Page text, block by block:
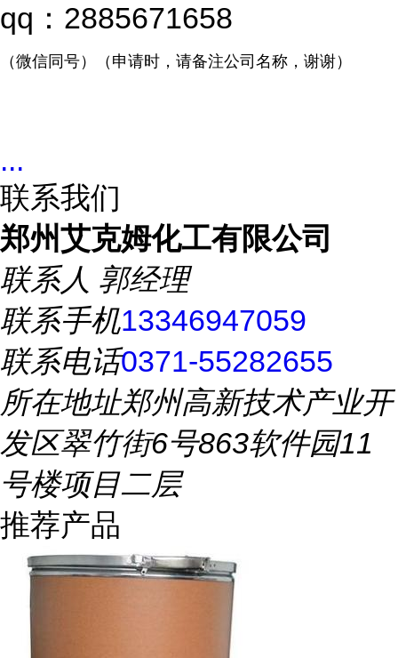
qq：2885671658
（微信同号）（申请时，请备注公司名称，谢谢）
...
联系我们
郑州艾克姆化工有限公司
联系人 郭经理
联系手机13346947059
联系电话0371-55282655
所在地址郑州高新技术产业开
发区翠竹街6号863软件园11
号楼项目二层
推荐产品